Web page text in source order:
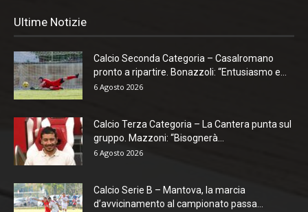
Ultime Notizie
Calcio Seconda Categoria – Casalromano
pronto a ripartire. Bonazzoli: “Entusiasmo e...
6 Agosto 2026
Calcio Terza Categoria – La Cantera punta sul
gruppo. Mazzoni: “Bisognerà...
6 Agosto 2026
Calcio Serie B – Mantova, la marcia
d’avvicinamento al campionato passa...